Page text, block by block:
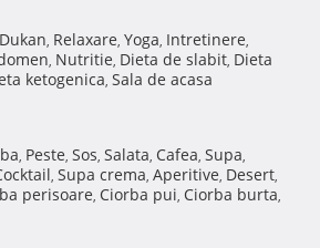
, Relaxare, Yoga, Intretinere,
, Nutritie, Dieta de slabit, Dieta
ketogenica, Sala de acasa
, Peste, Sos, Salata, Cafea, Supa,
, Supa crema, Aperitive, Desert,
perisoare, Ciorba pui, Ciorba burta,